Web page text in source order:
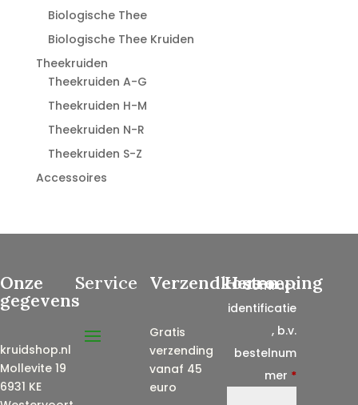
Biologische Thee
Biologische Thee Kruiden
Theekruiden
Theekruiden A-G
Theekruiden H-M
Theekruiden N-R
Theekruiden S-Z
Accessoires
Onze
gegevens
kruidshop.nl
Mollevite 19
6931 KE
Service Verzendkosten
Gratis
verzending
vanaf 45
euro
Herroeping
Contract
identificatie
, b.v.
bestelnum
mer *